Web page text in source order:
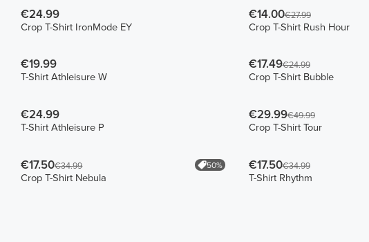
€24.99
Crop T-Shirt IronMode EY
€14.00€27.99
Crop T-Shirt Rush Hour
€19.99
T-Shirt Athleisure W
€17.49€24.99
Crop T-Shirt Bubble
€24.99
T-Shirt Athleisure P
€29.99€49.99
Crop T-Shirt Tour
€17.50€34.99 50%
Crop T-Shirt Nebula
€17.50€34.99
T-Shirt Rhythm